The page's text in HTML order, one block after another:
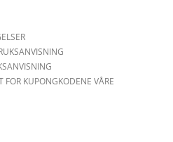
FOR KUPONGKODENE VÅRE